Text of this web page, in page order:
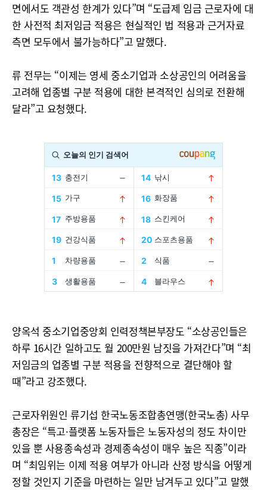
면에서도 객관성 한계가 있다”며 “도급제 임금 근로자에 대
한 사전적 최저임금 적용은 현실적인 법 적용과 근거자료
측면 모두에서 불가능하다”고 말했다.
류 전무는 “이제는 영세 중소기업과 소상공인의 어려움을
고려해 업종별 구분 적용에 대한 본격적인 심의로 전환해
달라”고 요청했다.
양옥석 중소기업중앙회 인력정책본부장도 “소상공인들은
하루 16시간 일하고도 월 200만원 남짓을 가져간다”며 “최
저임금의 업종별 구분 적용을 전향적으로 결단해야 할
때”라고 강조했다.
근로자위원인 류기섭 한국노동조합총연맹(한국노총) 사무
총장은 “특고·플랫폼 노동자들은 노동자성의 정도 차이만
있을 뿐 사용종속성과 경제종속성이 매우 높은 직종”이라
며 “최임위는 이제 적용 여부가 아니라 산정 방식을 어떻게
정할 것인지 기준을 마련하는 일만 남겨두고 있다”고 말했